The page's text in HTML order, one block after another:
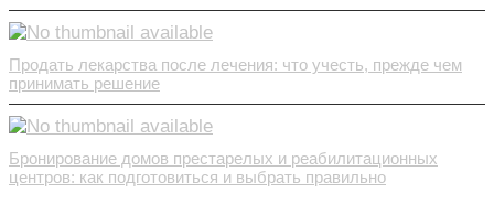
Продать лекарства после лечения: что учесть, прежде чем
принимать решение
Бронирование домов престарелых и реабилитационных
центров: как подготовиться и выбрать правильно